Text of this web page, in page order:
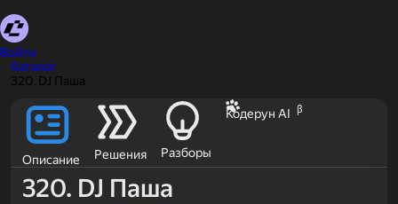
Войти
Каталог
320. DJ Паша
Описание Решения Разборы
Кодерун AI β
320. DJ Паша